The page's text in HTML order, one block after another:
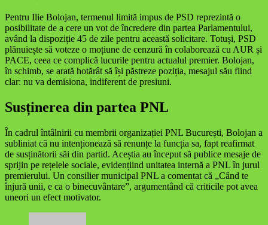
Pentru Ilie Bolojan, termenul limită impus de PSD reprezintă o
posibilitate de a cere un vot de încredere din partea Parlamentului,
având la dispoziție 45 de zile pentru această solicitare. Totuși, PSD
plănuiește să voteze o moțiune de cenzură în colaborează cu AUR și
PACE, ceea ce complică lucurile pentru actualul premier. Bolojan,
în schimb, se arată hotărât să își păstreze poziția, mesajul său fiind
clar: nu va demisiona, indiferent de presiuni.
Susținerea din partea PNL
În cadrul întâlnirii cu membrii organizației PNL București, Bolojan a
subliniat că nu intenționează să renunțe la funcția sa, fapt reafirmat
de susținătorii săi din partid. Aceștia au început să publice mesaje de
sprijin pe rețelele sociale, evidențiind unitatea internă a PNL în jurul
premierului. Un consilier municipal PNL a comentat că „Când te
înjură unii, e ca o binecuvântare”, argumentând că criticile pot avea
uneori un efect motivator.